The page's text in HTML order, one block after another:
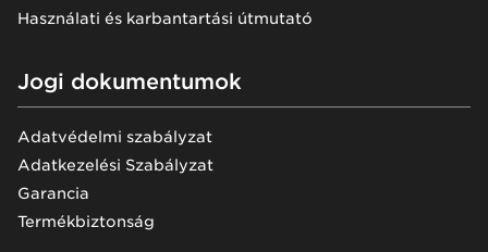
Használati és karbantartási útmutató
Jogi dokumentumok
Adatvédelmi szabályzat
Adatkezelési Szabályzat
Garancia
Termékbiztonság